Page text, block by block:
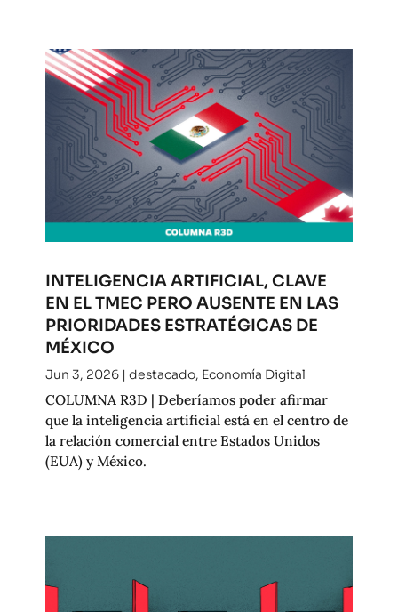
INTELIGENCIA ARTIFICIAL, CLAVE
EN EL TMEC PERO AUSENTE EN LAS
PRIORIDADES ESTRATÉGICAS DE
MÉXICO
Jun 3, 2026| destacado, Economía Digital
COLUMNA R3D | Deberíamos poder afirmar
que la inteligencia artificial está en el centro de
la relación comercial entre Estados Unidos
(EUA) y México.